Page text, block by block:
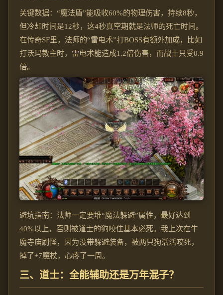
关键数据：“魔法盾”能吸收60%的物理伤害，持续8秒，
但冷却时间是12秒，这4秒真空期就是法师的死亡时间。
在传奇SF里，法师的“雷电术”打BOSS有额外加成，比如
打沃玛教主时，雷电术能造成1.2倍伤害，而战士只受0.9
倍。
避坑指南：法师一定要堆“魔法躲避”属性，最好达到
40%以上，否则被道士的狗咬住基本必死。我上次在牛
魔寺庙刷怪，因为没带躲避装备，被两只狗活活咬死，
掉了+7魔杖，心疼了一周。
三、道士：全能辅助还是万年混子？